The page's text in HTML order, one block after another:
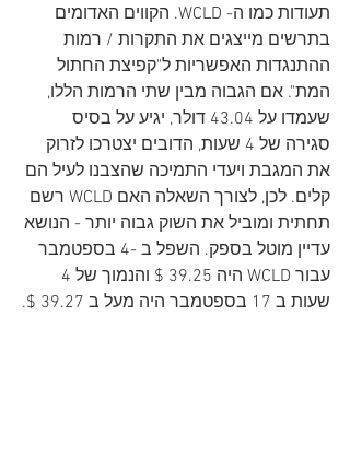
תעודות כמו ה- WCLD. הקווים האדומים
בתרשים מייצגים את התקרות / רמות
ההתנגדות האפשריות ל"קפיצת החתול
המת". אם הגבוה מבין שתי הרמות הללו,
שעמדו על 43.04 דולר, יגיע על בסיס
סגירה של 4 שעות, הדובים יצטרכו לזרוק
את המגבת ויעדי התמיכה שהצבנו לעיל הם
קלים. לכן, לצורך השאלה האם WCLD רשם
תחתית ומוביל את השוק גבוה יותר - הנושא
עדיין מוטל בספק. השפל ב -4 בספטמבר
שעות ב 17 בספטמבר היה מעל ב 39.27 $.